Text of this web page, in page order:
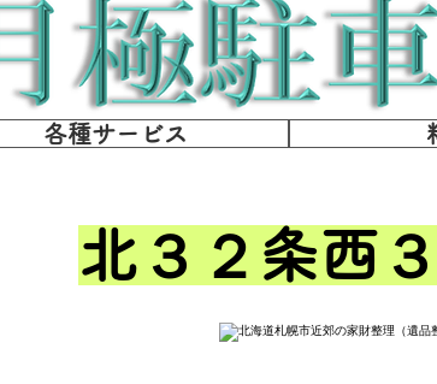
各種サービス
北３２条西